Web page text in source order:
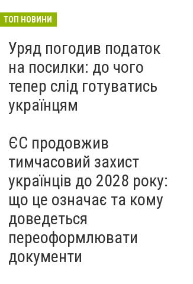
ТОП НОВИНИ
Уряд погодив податок
на посилки: до чого
тепер слід готуватись
українцям
ЄС продовжив
тимчасовий захист
українців до 2028 року:
що це означає та кому
доведеться
переоформлювати
документи